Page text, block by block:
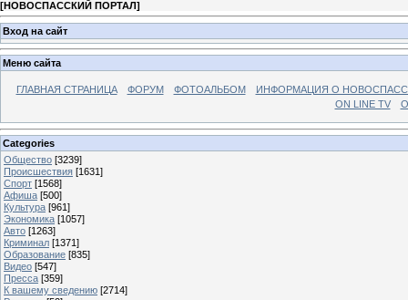
[НОВОСПАССКИЙ ПОРТАЛ]
Вход на сайт
Меню сайта
ГЛАВНАЯ СТРАНИЦА ФОРУМ ФОТОАЛЬБОМ
ИНФОРМАЦИЯ О
ON LINE TV
Categories
Общество [3239]
Происшествия [1631]
Спорт [1568]
Афиша [500]
Культура [961]
Экономика [1057]
Авто [1263]
Криминал [1371]
Образование [835]
Видео [547]
Пресса [359]
К вашему сведению [2714]